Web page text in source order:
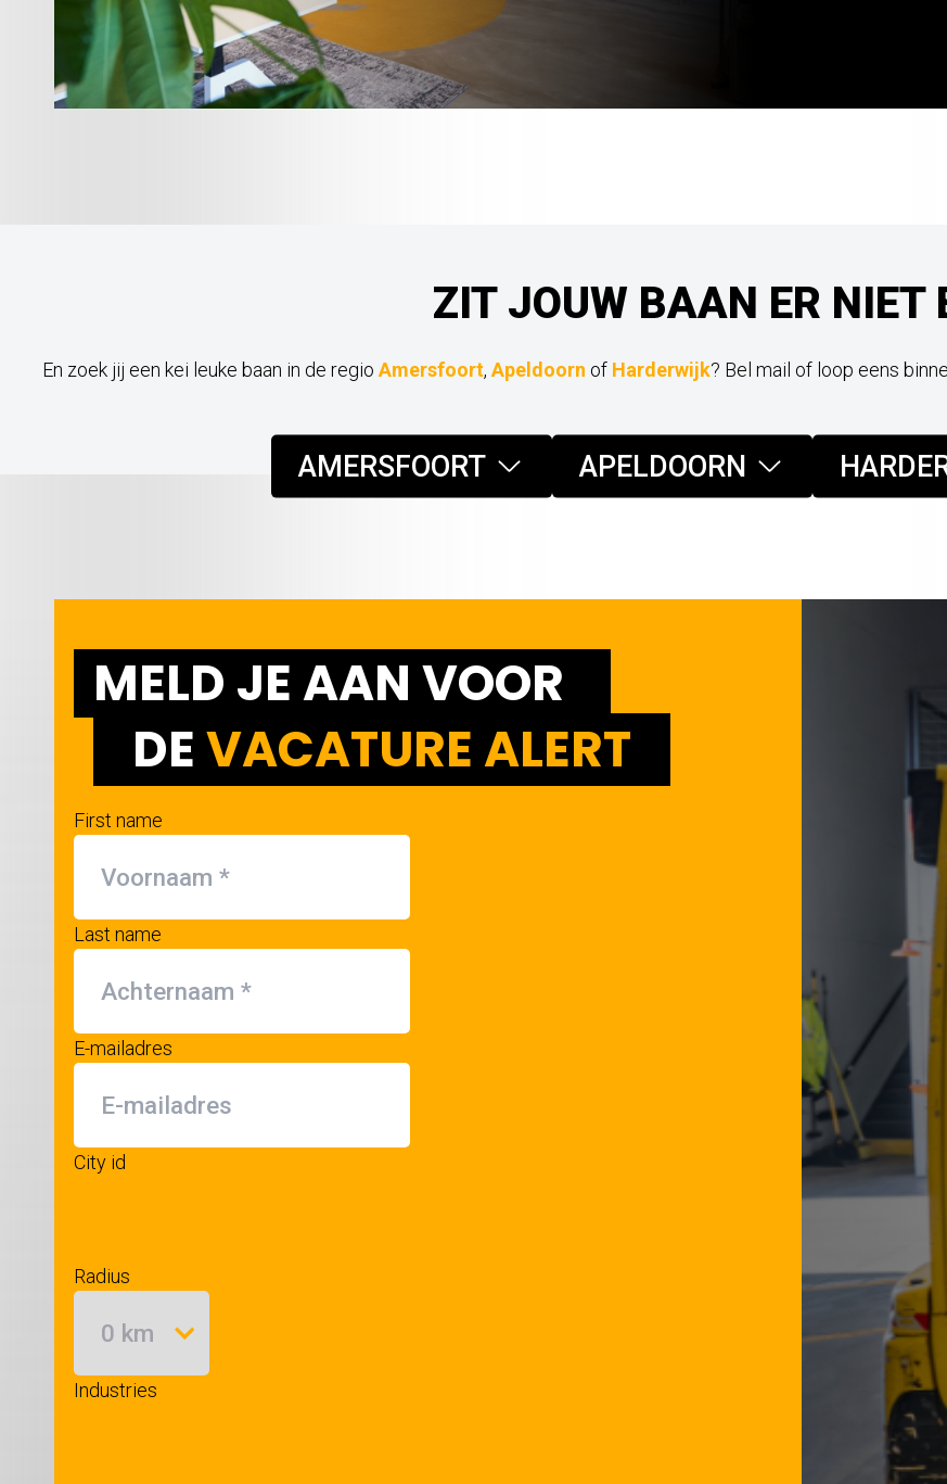
ZIT JOUW BAAN ER NIET
En zoek jij een kei leuke baan in de regio Amersfoort, Apeldoorn of Harderwijk? Bel mail of loop eens
AMERSFOORT APELDOORN
MELD JE AAN VOOR
DEVACATURE ALERT
First name
Last name
E-mailadres
City id
Radius
Industries